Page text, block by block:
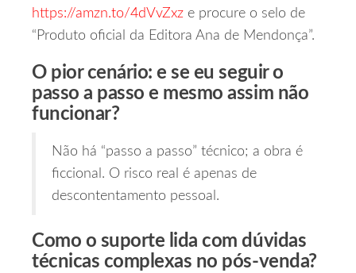
https://amzn.to/4dVvZxz e procure o selo de
“Produto oficial da Editora Ana de Mendonça”.
O pior cenário: e se eu seguir o
passo a passo e mesmo assim não
funcionar?
Não há “passo a passo” técnico; a obra é
ficcional. O risco real é apenas de
descontentamento pessoal.
Como o suporte lida com dúvidas
técnicas complexas no pós‑venda?